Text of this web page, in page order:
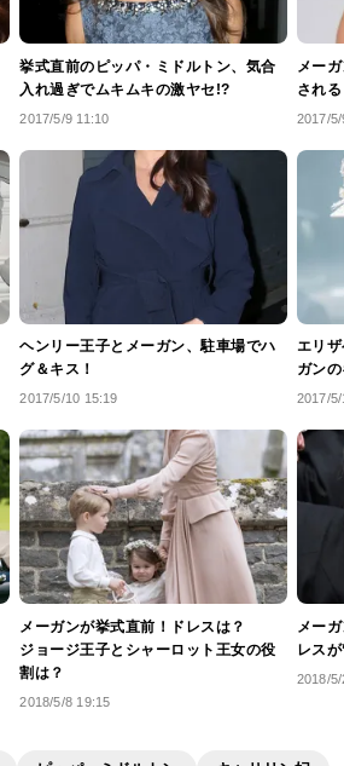
挙式直前のピッパ・ミドルトン、気合
入れ過ぎでムキムキの激ヤセ!?
2017/5/9 11:10
メー
される
2017/
ヘンリー王子とメーガン、駐車場でハ
グ＆キス！
2017/5/10 15:19
エリ
ガン
2017/
メーガンが挙式直前！ドレスは？
ジョージ王子とシャーロット王女の役
割は？
2018/5/8 19:15
メー
レス
2018/